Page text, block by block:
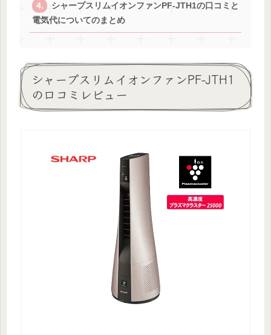
シャープスリムイオンファンPF-JTH1の口コミと
電気代についてのまとめ
シャープスリムイオンファンPF-JTH1
の口コミレビュー